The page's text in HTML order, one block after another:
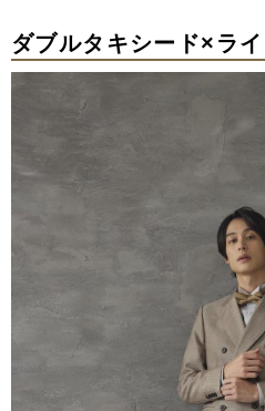
ダブルタキシード×ラ